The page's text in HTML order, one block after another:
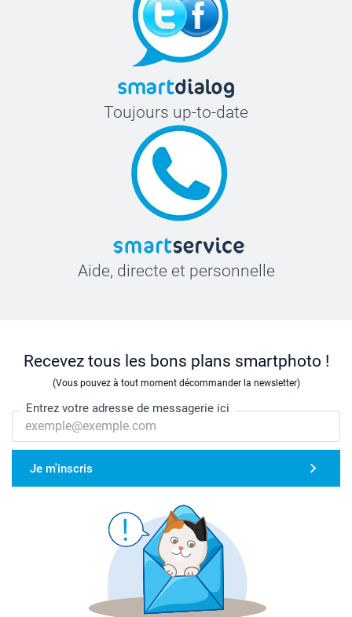
Toujours up-to-date
Aide, directe et personnelle
Recevez tous les bons plans smartphoto !
(Vous pouvez à tout moment décommander la newsletter)
Entrez votre adresse de messagerie ici
Je m'inscris